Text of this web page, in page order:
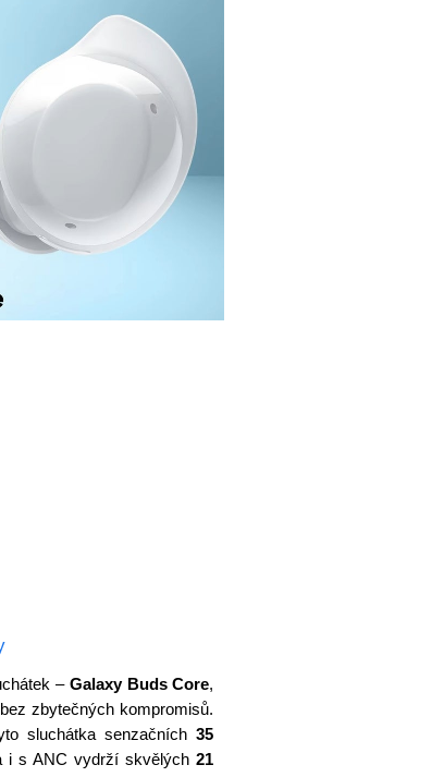
– Galaxy Buds Core,
bez zbytečných kompromisů.
sluchátka senzačních35
i s ANC vydrží skvělých21